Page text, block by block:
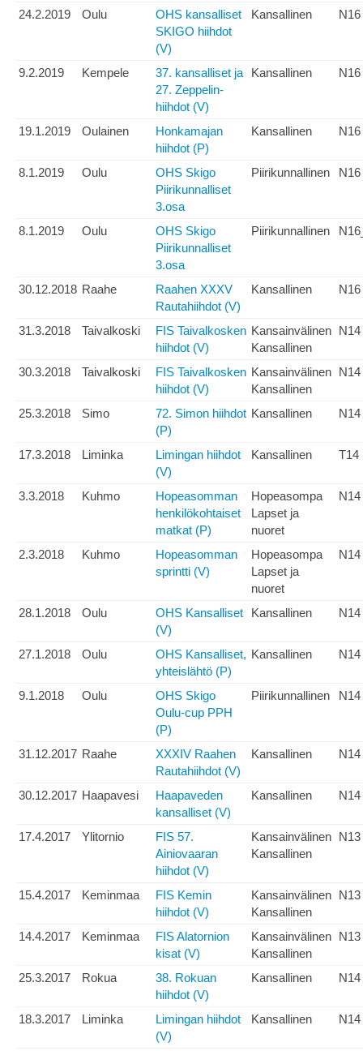
24.2.2019 Oulu
OHS kansalliset
SKIGO hiihdot
(V)
Kansallinen N16
9.2.2019 Kempele
37. kansalliset ja
27. Zeppelin-
hiihdot (V)
Kansallinen N16
19.1.2019 Oulainen
Honkamajan
hiihdot (P)
Kansallinen N16
8.1.2019 Oulu
OHS Skigo
Piirikunnalliset
3.osa
Piirikunnallinen N16
8.1.2019 Oulu
OHS Skigo
Piirikunnalliset
3.osa
Piirikunnallinen
30.12.2018 Raahe
Raahen XXXV
Rautahiihdot (V)
Kansallinen N16
31.3.2018 Taivalkoski
FIS Taivalkosken
hiihdot (V)
Kansainvälinen
Kansallinen
N14
30.3.2018 Taivalkoski
FIS Taivalkosken
hiihdot (V)
Kansainvälinen
Kansallinen
N14
25.3.2018 Simo
72. Simon hiihdot
(P)
Kansallinen N14
17.3.2018 Liminka
Limingan hiihdot
(V)
Kansallinen T14
3.3.2018 Kuhmo
Hopeasomman
henkilökohtaiset
matkat (P)
Hopeasompa
Lapset ja
nuoret
N14
2.3.2018 Kuhmo
Hopeasomman
sprintti (V)
Hopeasompa
Lapset ja
nuoret
N14
28.1.2018 Oulu
OHS Kansalliset
(V)
Kansallinen N14
27.1.2018 Oulu
OHS Kansalliset,
yhteislähtö (P)
Kansallinen N14
9.1.2018 Oulu
OHS Skigo
Oulu-cup PPH
(P)
Piirikunnallinen N14
31.12.2017 Raahe
XXXIV Raahen
Rautahiihdot (V)
Kansallinen N14
30.12.2017 Haapavesi
Haapaveden
kansalliset (V)
Kansallinen N14
17.4.2017 Ylitornio
FIS 57.
Ainiovaaran
hiihdot (V)
Kansainvälinen
Kansallinen
N13
15.4.2017 Keminmaa
FIS Kemin
hiihdot (V)
Kansainvälinen
Kansallinen
N13
14.4.2017 Keminmaa
FIS Alatornion
kisat (V)
Kansainvälinen
Kansallinen
N13
25.3.2017 Rokua
38. Rokuan
hiihdot (V)
Kansallinen N14
18.3.2017 Liminka
Limingan hiihdot
(V)
Kansallinen N14